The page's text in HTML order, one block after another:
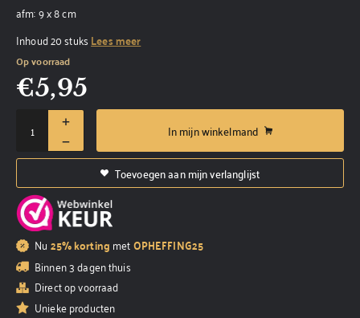
afm: 9 x 8 cm
Inhoud 20 stuks Lees meer
Op voorraad
€5,95
In mijn winkelmand
Toevoegen aan mijn verlanglijst
Nu 25% korting metOPHEFFING25
Binnen 3 dagen thuis
Direct op voorraad
Unieke producten